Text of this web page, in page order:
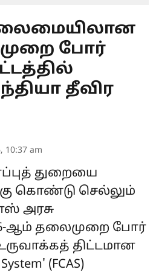
போர்
தீவிர
10:37 am
துறையை
கொண்டு செல்லும்
அரசு
ஆம் தலைமுறை போர்
திட்டமான
(FCAS)